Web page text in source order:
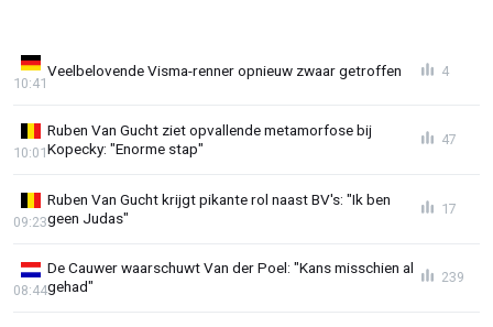
Veelbelovende Visma-renner opnieuw zwaar getroffen
10:41
4
Ruben Van Gucht ziet opvallende metamorfose bij
Kopecky: "Enorme stap"
10:01
47
Ruben Van Gucht krijgt pikante rol naast BV's: "Ik ben
geen Judas"
09:23
17
De Cauwer waarschuwt Van der Poel: "Kans misschien al
gehad"
08:44
239